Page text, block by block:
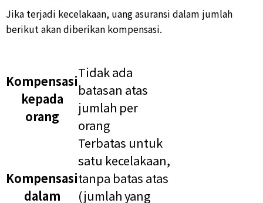
Jika terjadi kecelakaan, uang asuransi dalam jumlah
berikut akan diberikan kompensasi.
Kompensasi
kepada
orang
Tidak ada
batasan atas
jumlah per
orang
Kompensasi
dalam
Terbatas untuk
satu kecelakaan,
tanpa batas atas
(jumlah yang